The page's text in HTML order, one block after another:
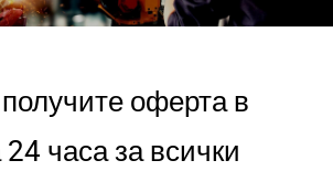
оферта в
часа за всички